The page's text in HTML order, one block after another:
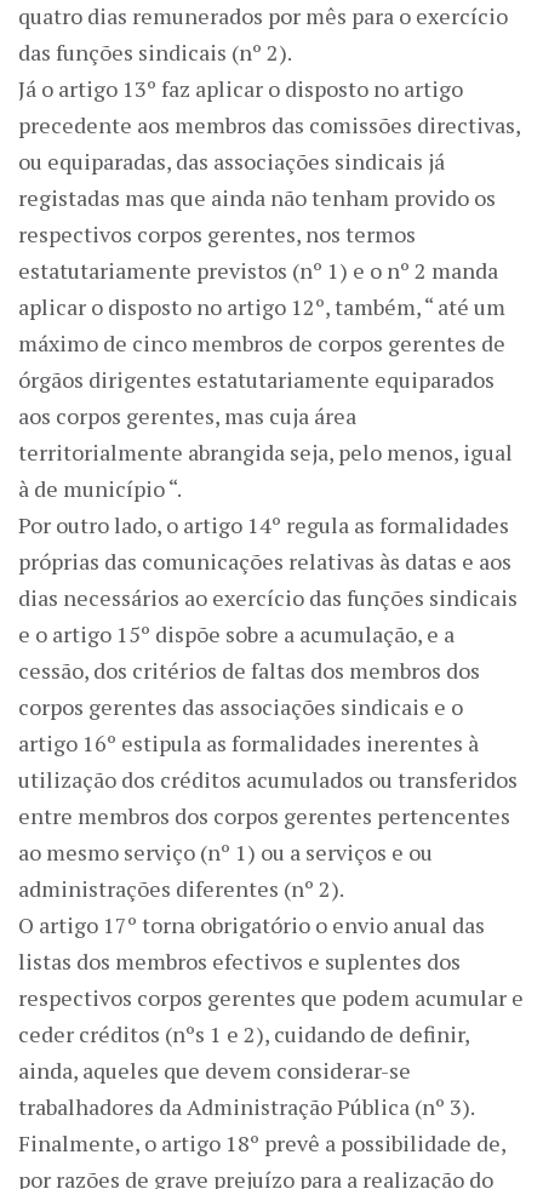
quatro dias remunerados por mês para o exercício
das funções sindicais (nº 2).
Já o artigo 13º faz aplicar o disposto no artigo
precedente aos membros das comissões directivas,
ou equiparadas, das associações sindicais já
registadas mas que ainda não tenham provido os
respectivos corpos gerentes, nos termos
estatutariamente previstos (nº 1) e o nº 2 manda
aplicar o disposto no artigo 12º, também, “ até um
máximo de cinco membros de corpos gerentes de
órgãos dirigentes estatutariamente equiparados
aos corpos gerentes, mas cuja área
territorialmente abrangida seja, pelo menos, igual
à de município “.
Por outro lado, o artigo 14º regula as formalidades
próprias das comunicações relativas às datas e aos
dias necessários ao exercício das funções sindicais
e o artigo 15º dispõe sobre a acumulação, e a
cessão, dos critérios de faltas dos membros dos
corpos gerentes das associações sindicais e o
artigo 16º estipula as formalidades inerentes à
utilização dos créditos acumulados ou transferidos
entre membros dos corpos gerentes pertencentes
ao mesmo serviço (nº 1) ou a serviços e ou
administrações diferentes (nº 2).
O artigo 17º torna obrigatório o envio anual das
listas dos membros efectivos e suplentes dos
respectivos corpos gerentes que podem acumular e
ceder créditos (nºs 1 e 2), cuidando de definir,
ainda, aqueles que devem considerar-se
trabalhadores da Administração Pública (nº 3).
Finalmente, o artigo 18º prevê a possibilidade de,
por razões de grave prejuízo para a realização do